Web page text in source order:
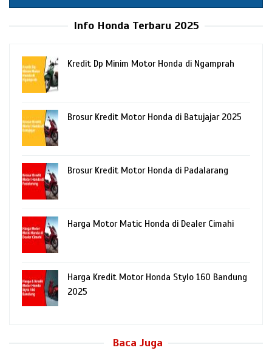
Info Honda Terbaru 2025
Kredit Dp Minim Motor Honda di Ngamprah
Brosur Kredit Motor Honda di Batujajar 2025
Brosur Kredit Motor Honda di Padalarang
Harga Motor Matic Honda di Dealer Cimahi
Harga Kredit Motor Honda Stylo 160 Bandung
2025
Baca Juga